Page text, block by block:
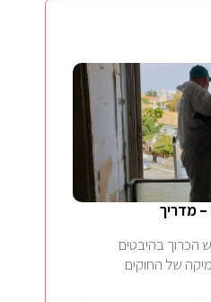
– מדריך
הכרוך בהיבטים
של החוקים